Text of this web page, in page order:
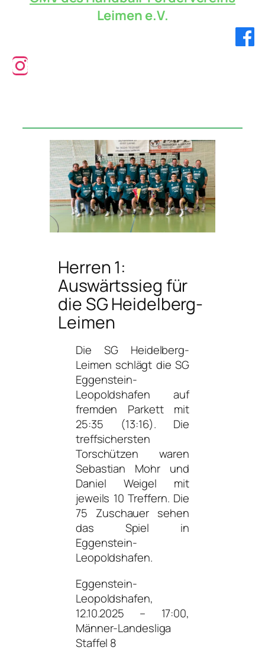
Leimen e.V.
Verbandsliga!
Herren 1:
Auswärtssieg für
die SG Heidelberg-
Leimen
Die SG Heidelberg-
Leimen schlägt die SG
Eggenstein-
Leopoldshafen auf
fremden Parkett mit
25:35 (13:16).
Die
treffsichersten
Torschützen waren
Sebastian Mohr und
Daniel Weigel mit
jeweils 10 Treffern. Die
75 Zuschauer sehen
das Spiel in
Eggenstein-
Leopoldshafen.
Eggenstein-
Leopoldshafen,
12.10.2025 – 17:00,
Männer-Landesliga
Staffel 8